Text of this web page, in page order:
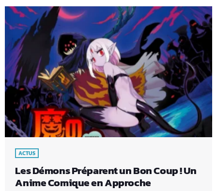
ACTUS
Les Démons Préparent un Bon Coup ! Un
Anime Comique en Approche